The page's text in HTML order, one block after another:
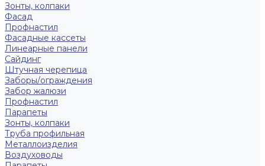
Зонты, колпаки
Фасад
Профнастил
Фасадные кассеты
Линеарные панели
Сайдинг
Штучная черепица
Заборы/ограждения
Забор жалюзи
Профнастил
Парапеты
Зонты, колпаки
Труба профильная
Металлоизделия
Воздуховоды